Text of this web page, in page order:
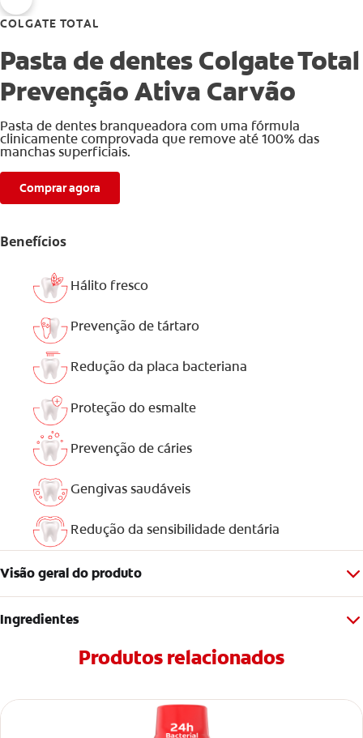
COLGATE TOTAL
Pasta de dentes Colgate Total
Prevenção Ativa Carvão
Pasta de dentes branqueadora com uma fórmula
clinicamente comprovada que remove até 100% das
manchas superficiais.
Comprar agora
Benefícios
Hálito fresco
Prevenção de tártaro
Redução da placa bacteriana
Proteção do esmalte
Prevenção de cáries
Gengivas saudáveis
Redução da sensibilidade dentária
Visão geral do produto
Ingredientes
Produtos relacionados